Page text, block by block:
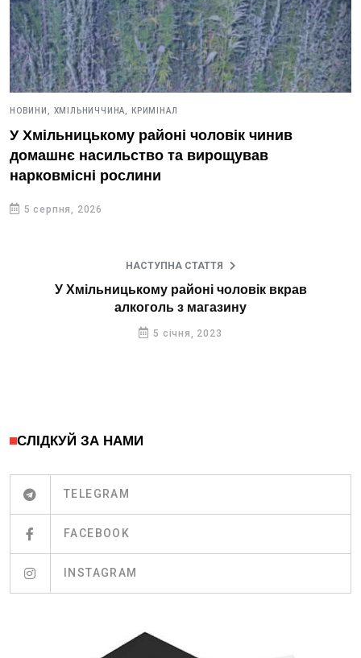
НОВИНИ, ХМІЛЬНИЧЧИНА, КРИМІНАЛ
У Хмільницькому районі чоловік чинив
домашнє насильство та вирощував
нарковмісні рослини
5 серпня, 2026
НАСТУПНА СТАТТЯ
У Хмільницькому районі чоловік вкрав
алкоголь з магазину
5 січня, 2023
СЛІДКУЙ ЗА НАМИ
TELEGRAM
FACEBOOK
INSTAGRAM